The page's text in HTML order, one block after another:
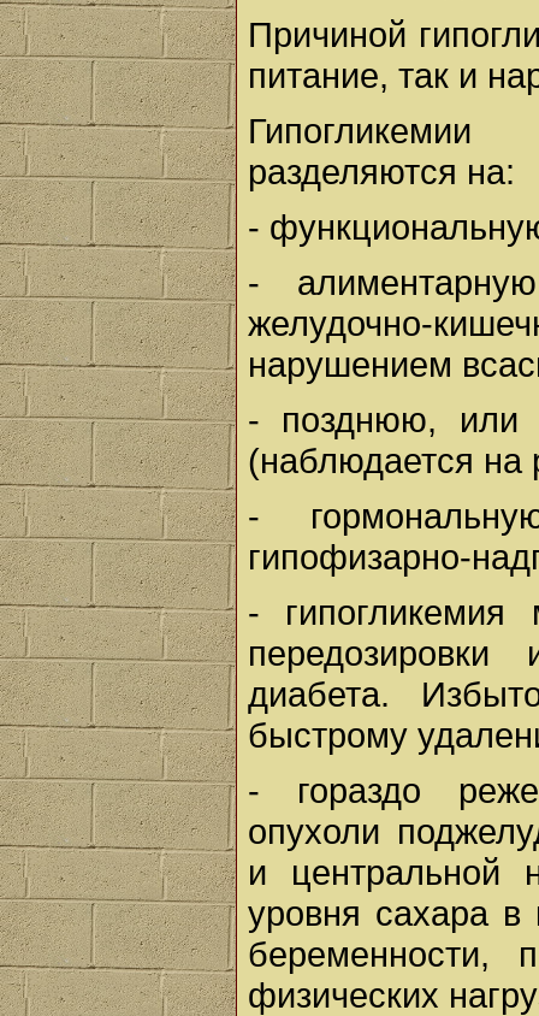
Причиной
питание, так и
разделяются на:
-
-
желудочно-
нарушением
- позднюю, или
(наблюдается на
-
гипофизарно-
- гипогликемия
диабета.
быстрому
- гораздо
опухоли
и центральной
уровня сахара в
беременности,
физических